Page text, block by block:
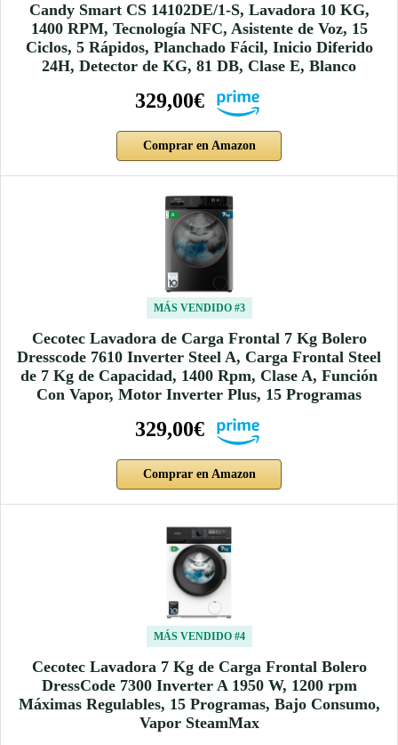
Candy Smart CS 14102DE/1-S, Lavadora 10 KG,
1400 RPM, Tecnología NFC, Asistente de Voz, 15
Ciclos, 5 Rápidos, Planchado Fácil, Inicio Diferido
24H, Detector de KG, 81 DB, Clase E, Blanco
329,00€
Comprar en Amazon
MÁS VENDIDO #3
Cecotec Lavadora de Carga Frontal 7 Kg Bolero
Dresscode 7610 Inverter Steel A, Carga Frontal Steel
de 7 Kg de Capacidad, 1400 Rpm, Clase A, Función
Con Vapor, Motor Inverter Plus, 15 Programas
329,00€
Comprar en Amazon
MÁS VENDIDO #4
Cecotec Lavadora 7 Kg de Carga Frontal Bolero
DressCode 7300 Inverter A 1950 W, 1200 rpm
Máximas Regulables, 15 Programas, Bajo Consumo,
Vapor SteamMax